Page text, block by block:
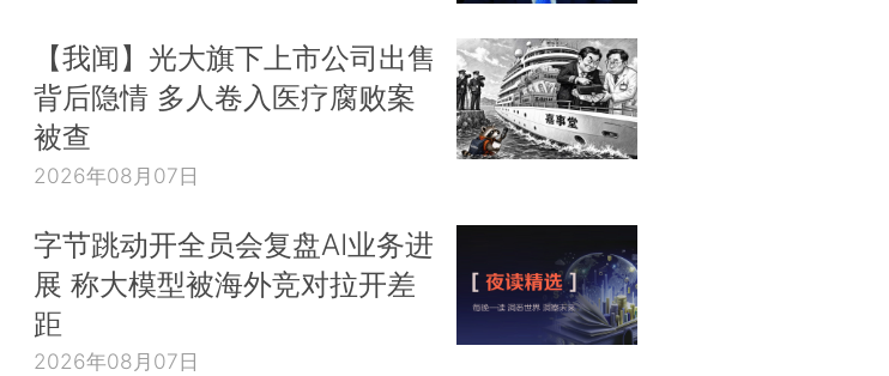
【我闻】光大旗下上市公司出售
背后隐情 多人卷入医疗腐败案
被查
2026年08月07日
字节跳动开全员会复盘AI业务进
展 称大模型被海外竞对拉开差
距
2026年08月07日